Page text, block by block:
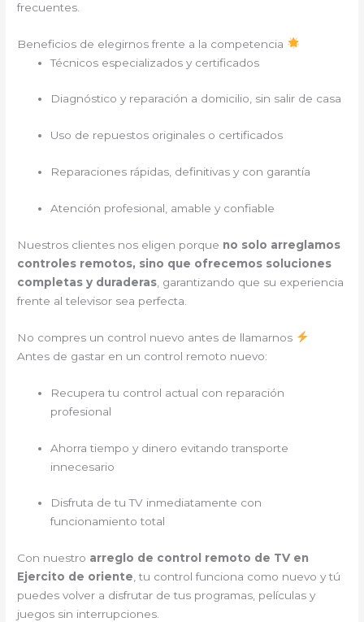
frecuentes.
Beneficios de elegirnos frente a la competencia
Técnicos especializados y certificados
Diagnóstico y reparación a domicilio, sin salir de casa
Uso de repuestos originales o certificados
Reparaciones rápidas, definitivas y con garantía
Atención profesional, amable y confiable
Nuestros clientes nos eligen porque no solo arreglamos
controles remotos, sino que ofrecemos soluciones
completas y duraderas , garantizando que su experiencia
frente al televisor sea perfecta.
No compres un control nuevo antes de llamarnos
Antes de gastar en un control remoto nuevo:
Recupera tu control actual con reparación
profesional
Ahorra tiempo y dinero evitando transporte
innecesario
Disfruta de tu TV inmediatamente con
funcionamiento total
Con nuestro arreglo de control remoto de TV en
Ejercito de oriente, tu control funciona como nuevo y tú
puedes volver a disfrutar de tus programas, películas y
juegos sin interrupciones.